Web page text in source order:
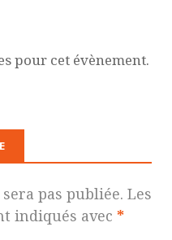
pour cet évènement.
pas publiée. Les
indiqués avec *